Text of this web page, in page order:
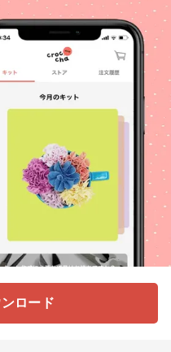
ロード